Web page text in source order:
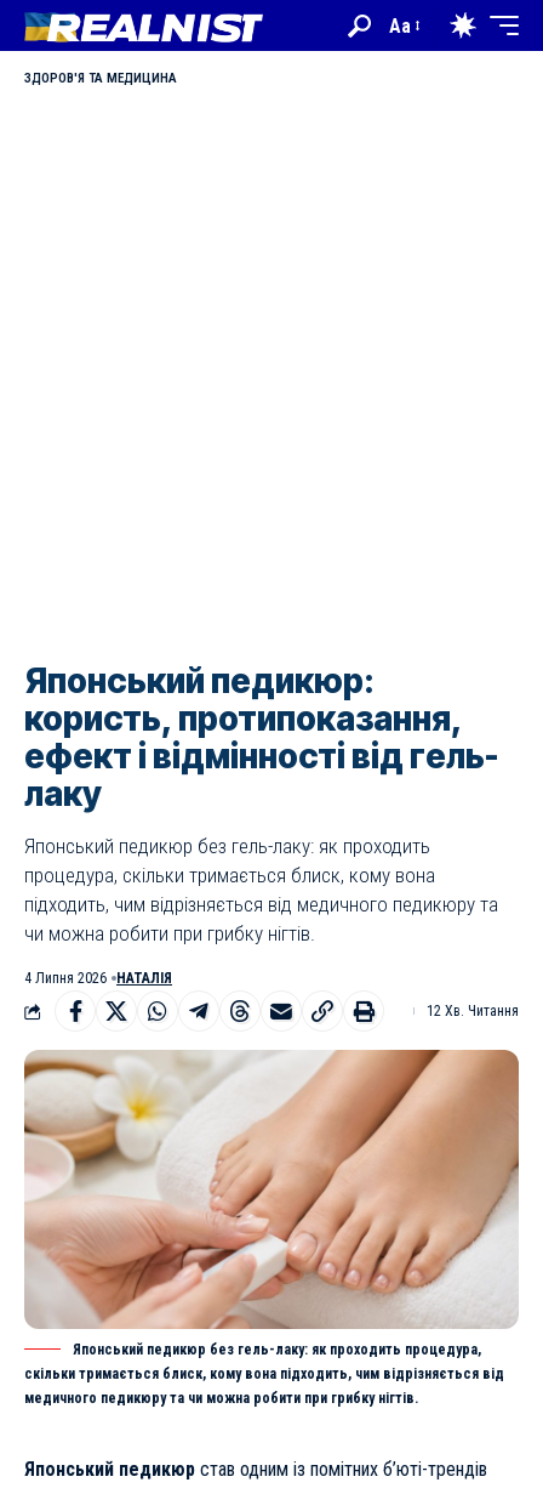
Aa
ЗДОРОВ'Я ТА МЕДИЦИНА
Японський педикюр:
користь, протипоказання,
ефект і відмінності від гель-
лаку
Японський педикюр без гель-лаку: як проходить
процедура, скільки тримається блиск, кому вона
підходить, чим відрізняється від медичного педикюру та
чи можна робити при грибку нігтів.
4 Липня 2026
НАТАЛІЯ
12 Хв. Читання
Японський педикюр без гель-лаку: як проходить процедура,
скільки тримається блиск, кому вона підходить, чим відрізняється від
медичного педикюру та чи можна робити при грибку нігтів.
Японський педикюр став одним із помітних б’юті-трендів